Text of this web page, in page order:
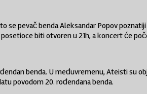
pevač benda Aleksandar Popov
biti otvoren u 21h, a koncert će
benda. U međuvremenu, Ateisti su
povodom 20. rođendana benda.